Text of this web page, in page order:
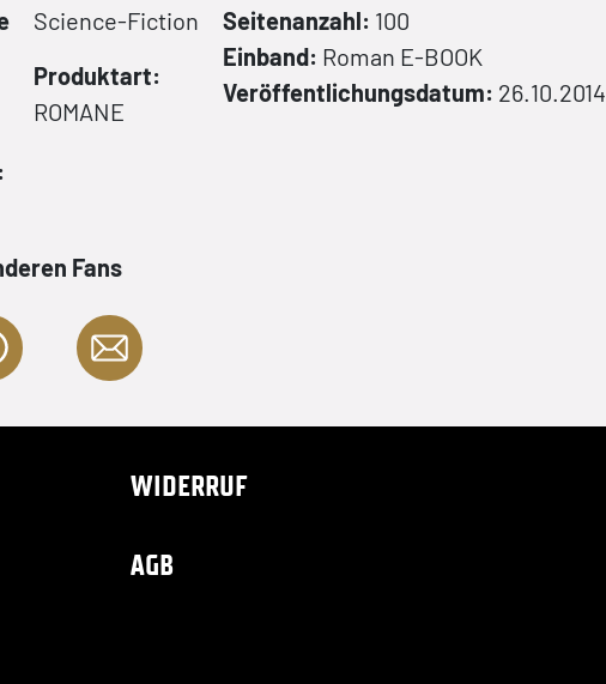
Science-Fiction
Produktart:
ROMANE
Seitenanzahl: 100
Einband: Roman E-BOOK
Veröffentlichungsdatum: 26.10.2014
Fans
WIDERRUF
AGB